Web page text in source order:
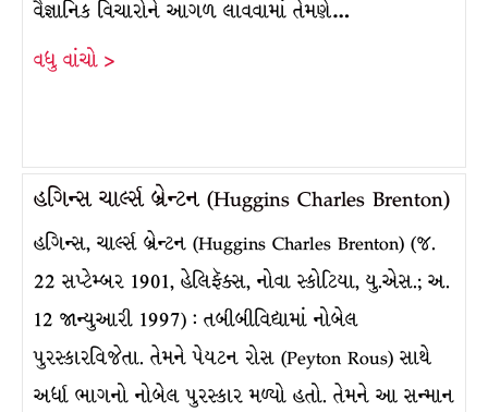
વૈજ્ઞાનિક વિચારોને આગળ લાવવામાં તેમણે…
વધુ વાંચો >
હગિન્સ ચાર્લ્સ બ્રેન્ટન (Huggins Charles Brenton)
હગિન્સ, ચાર્લ્સ બ્રેન્ટન (Huggins Charles Brenton) (જ.
22 સપ્ટેમ્બર 1901, હેલિફૅક્સ, નોવા સ્કોટિયા, યુ.એસ.; અ.
12 જાન્યુઆરી 1997) : તબીબીવિદ્યામાં નોબેલ
પુરસ્કારવિજેતા. તેમને પેયટન રોસ (Peyton Rous) સાથે
અર્ધા ભાગનો નોબેલ પુરસ્કાર મળ્યો હતો. તેમને આ સન્માન